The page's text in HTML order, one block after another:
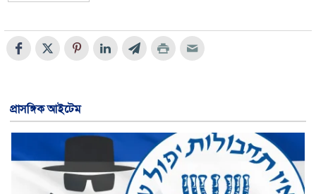
প্রাসঙ্গিক আইটেম